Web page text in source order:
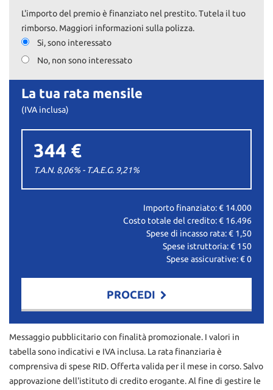
L'importo del premio è finanziato nel prestito. Tutela il tuo
rimborso. Maggiori informazioni sulla polizza.
Si, sono interessato
No, non sono interessato
La tua rata mensile
(IVA inclusa)
344 €
T.A.N. 8,06% - T.A.E.G. 9,21%
Importo finanziato: € 14.000
Costo totale del credito: € 16.496
Spese di incasso rata: € 1,50
Spese istruttoria: € 150
Spese assicurative: €0
PROCEDI
Contattaci
Messaggio pubblicitario con finalità promozionale. I valori in
tabella sono indicativi e IVA inclusa. La rata finanziaria è
comprensiva di spese RID. Offerta valida per il mese in corso. Salvo
approvazione dell'istituto di credito erogante. Al fine di gestire le